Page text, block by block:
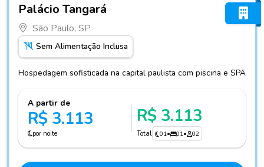
Palácio Tangará
São Paulo, SP
Sem Alimentação Inclusa
Hospedagem sofisticada na capital paulista com piscina e SPA
A partir de
R$ 3.113
por noite
R$ 3.113
Total 01• 01• 02